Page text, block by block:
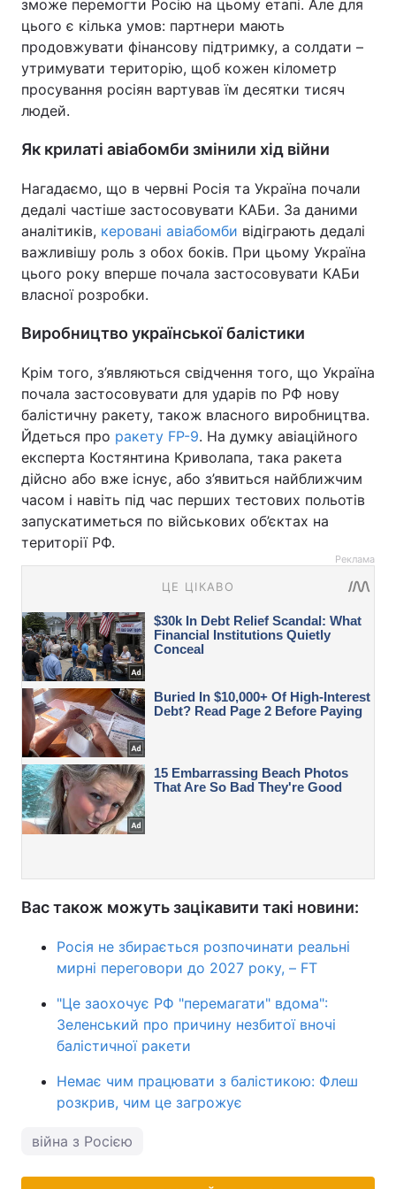
зможе перемогти Росію на цьому етапі. Але для
цього є кілька умов: партнери мають
продовжувати фінансову підтримку, а солдати –
утримувати територію, щоб кожен кілометр
просування росіян вартував їм десятки тисяч
людей.
Як крилаті авіабомби змінили хід війни
Нагадаємо, що в червні Росія та Україна почали
дедалі частіше застосовувати КАБи. За даними
аналітиків, керовані авіабомби відіграють дедалі
важливішу роль з обох боків. При цьому Україна
цього року вперше почала застосовувати КАБи
власної розробки.
Виробництво української балістики
Крім того, з’являються свідчення того, що Україна
почала застосовувати для ударів по РФ нову
балістичну ракету, також власного виробництва.
Йдеться про ракету FP-9. На думку авіаційного
експерта Костянтина Криволапа, така ракета
дійсно або вже існує, або з’явиться найближчим
часом і навіть під час перших тестових польотів
запускатиметься по військових об’єктах на
території РФ.
Реклама
Вас також можуть зацікавити такі новини:
Росія не збирається розпочинати реальні
мирні переговори до 2027 року, – FT
"Це заохочує РФ "перемагати" вдома":
Зеленський про причину незбитої вночі
балістичної ракети
Немає чим працювати з балістикою: Флеш
розкрив, чим це загрожує
війна з Росією